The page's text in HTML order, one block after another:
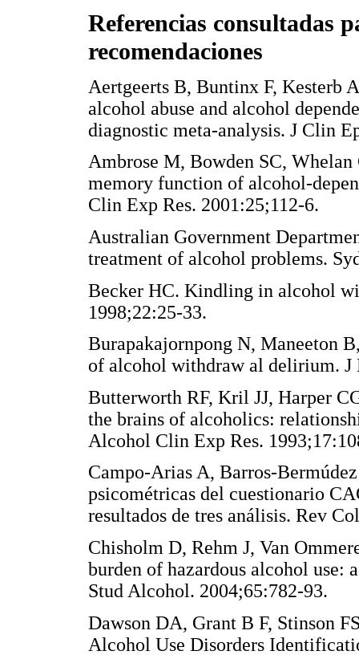
Referencias consultadas
recomendaciones
Aertgeerts B, Buntinx F, Kesterb
alcohol abuse and alcohol
diagnostic meta-analysis. J Clin
Ambrose M, Bowden SC,
memory function of alcohol-
Clin Exp Res. 2001:25;112-6.
Australian Government
treatment of alcohol problems.
Becker HC. Kindling in alcohol
1998;22:25-33.
Burapakajornpong N, Maneeton
of alcohol withdraw al delirium. J
Butterworth RF, Kril JJ, Harper
the brains of alcoholics:
Alcohol Clin Exp Res.
Campo-Arias A, Barros-
psicométricas del cuestionario
resultados de tres análisis. Rev
Chisholm D, Rehm J, Van
burden of hazardous alcohol use:
Stud Alcohol. 2004;65:782-93.
Dawson DA, Grant B F, Stinson
Alcohol Use Disorders